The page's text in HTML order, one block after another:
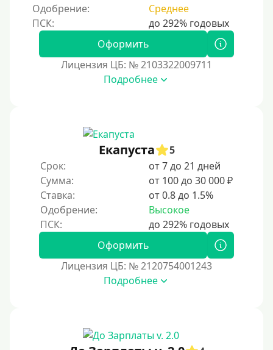
Одобрение:
Среднее
Оформить
Лицензия ЦБ: № 2103322009711
Подробнее
Екапуста
5
Срок:
от 7 до 21 дней
Сумма:
от 100 до 30 000 ₽
Ставка:
от 0.8 до 1.5%
Одобрение:
Высокое
Оформить
Лицензия ЦБ: № 2120754001243
Подробнее